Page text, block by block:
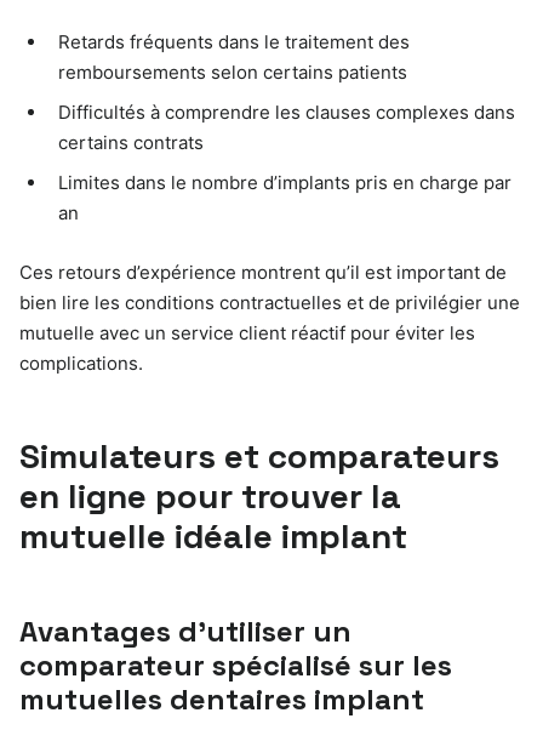
Retards fréquents dans le traitement des
remboursements selon certains patients
Difficultés à comprendre les clauses complexes dans
certains contrats
Limites dans le nombre d’implants pris en charge par
an
Ces retours d’expérience montrent qu’il est important de
bien lire les conditions contractuelles et de privilégier une
mutuelle avec un service client réactif pour éviter les
complications.
Simulateurs et comparateurs
en ligne pour trouver la
mutuelle idéale implant
Avantages d’utiliser un
comparateur spécialisé sur les
mutuelles dentaires implant